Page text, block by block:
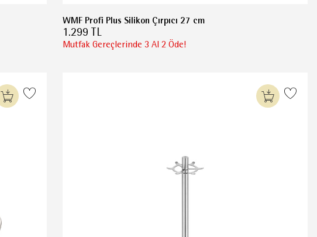
WMF Profi Plus Silikon Çırpıcı 27 cm
1.299 TL
Mutfak Gereçlerinde 3 Al 2 Öde!